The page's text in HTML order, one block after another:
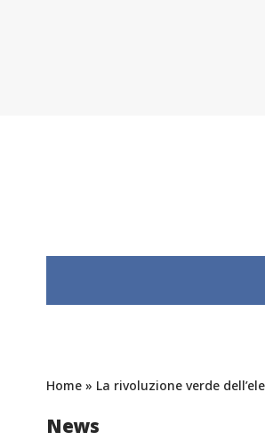
Home » La rivoluzione verde
News